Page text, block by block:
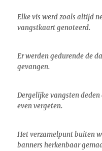
Elke vis werd zoals altijd
vangstkaart genoteerd.
Er werden gedurende de
gevangen.
Dergelijke vangsten
even vergeten.
Het verzamelpunt buiten
banners herkenbaar